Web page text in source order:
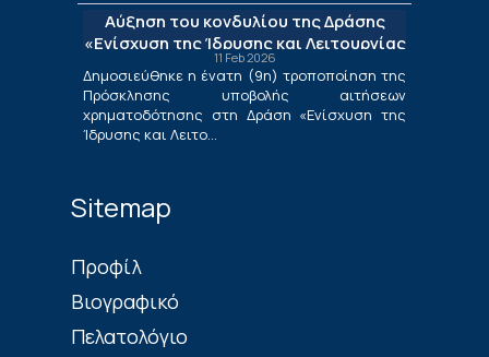
Νέων Μικρομεσαίων Τουριστικών
Επιχειρήσεων»
Αύξηση του κονδυλίου της Δράσης
«Ενίσχυση της Ίδρυσης και Λειτουργίας
Νέων Μικρομεσαίων Τουριστικών
Επιχειρήσεων»
11 Feb 2026
Δημοσιεύθηκε η ένατη (9η) τροποποίηση της
Πρόσκλησης υποβολής αιτήσεων
χρηματοδότησης στη Δράση «Ενίσχυση της
Ίδρυσης και Λειτο...
Sitemap
Πρoφίλ
Βιογραφικό
Πελατολόγιο